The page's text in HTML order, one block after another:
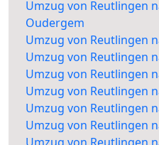
Umzug von Reutlingen
Oudergem
Umzug von Reutlingen
Umzug von Reutlingen
Umzug von Reutlingen
Umzug von Reutlingen
Umzug von Reutlingen
Umzug von Reutlingen